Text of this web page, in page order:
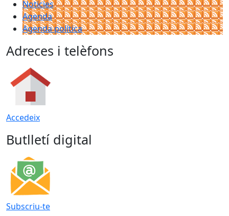
Noticies
Agenda
Agenda política
Adreces i telèfons
Accedeix
Butlletí digital
Subscriu-te